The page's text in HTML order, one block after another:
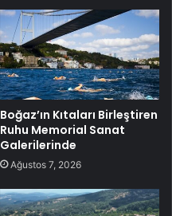
Boğaz’ın Kıtaları Birleştiren
Ruhu Memorial Sanat
Galerilerinde
Ağustos 7, 2026